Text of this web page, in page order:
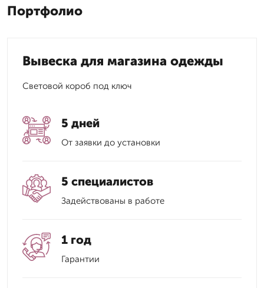
Портфолио
Вывеска для магазина одежды
Световой короб под ключ
5 дней
От заявки до установки
5 специалистов
Задействованы в работе
1 год
Гарантии